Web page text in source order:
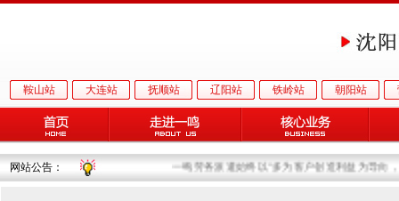
鞍山站 大连站 抚顺站 辽阳站 铁岭站 朝阳站
网站公告： 一鸣劳务派遣始终以“多为客户创造利益为导向